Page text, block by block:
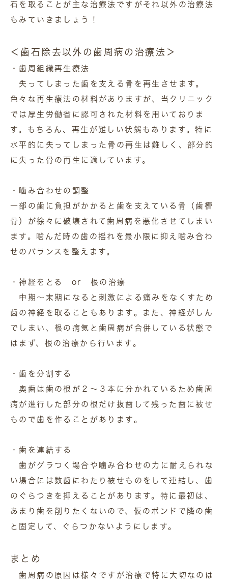
石を取ることが主な治療法ですがそれ以外の治療法
もみていきましょう！
＜歯石除去以外の歯周病の治療法＞
・歯周組織再生療法
失ってしまった歯を支える骨を再生させます。
色々な再生療法の材料がありますが、当クリニック
では厚生労働省に認可された材料を用いておりま
す。もちろん、再生が難しい状態もあります。特に
水平的に失ってしまった骨の再生は難しく、部分的
に失った骨の再生に適しています。
・噛み合わせの調整
一部の歯に負担がかかると歯を支えている骨（歯槽
骨）が徐々に破壊されて歯周病を悪化させてしまい
ます。噛んだ時の歯の揺れを最小限に抑え噛み合わ
せのバランスを整えます。
・神経をとる or 根の治療
中期～末期になると刺激による痛みをなくすため
歯の神経を取ることもあります。また、神経がしん
でしまい、根の病気と歯周病が合併している状態で
はまず、根の治療から行います。
・歯を分割する
奥歯は歯の根が２～３本に分かれているため歯周
病が進行した部分の根だけ抜歯して残った歯に被せ
もので歯を作ることがあります。
・歯を連結する
歯がグラつく場合や噛み合わせの力に耐えられな
い場合には数歯にわたり被せものをして連結し、歯
のぐらつきを抑えることがあります。特に最初は、
あまり歯を削りたくないので、仮のボンドで隣の歯
と固定して、ぐらつかないようにします。
まとめ
歯周病の原因は様々ですが治療で特に大切なのは